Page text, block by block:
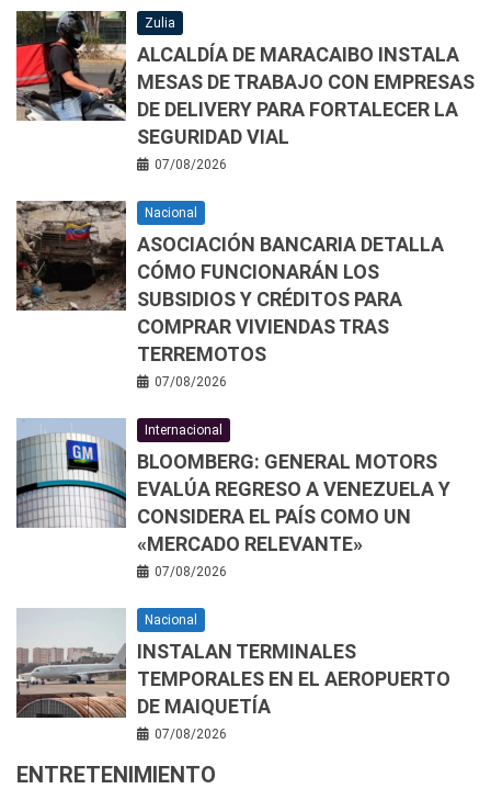
Zulia
ALCALDÍA DE MARACAIBO INSTALA
MESAS DE TRABAJO CON EMPRESAS
DE DELIVERY PARA FORTALECER LA
SEGURIDAD VIAL
07/08/2026
Nacional
ASOCIACIÓN BANCARIA DETALLA
CÓMO FUNCIONARÁN LOS
SUBSIDIOS Y CRÉDITOS PARA
COMPRAR VIVIENDAS TRAS
TERREMOTOS
07/08/2026
Internacional
BLOOMBERG: GENERAL MOTORS
EVALÚA REGRESO A VENEZUELA Y
CONSIDERA EL PAÍS COMO UN
«MERCADO RELEVANTE»
07/08/2026
Nacional
INSTALAN TERMINALES
TEMPORALES EN EL AEROPUERTO
DE MAIQUETÍA
07/08/2026
ENTRETENIMIENTO